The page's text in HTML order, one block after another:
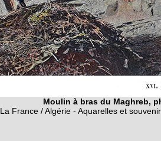
Moulin à bras du Maghreb,
La France / Algérie - Aquarelles et